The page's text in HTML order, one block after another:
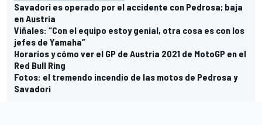
Savadori es operado por el accidente con Pedrosa; baja
en Austria
Viñales: “Con el equipo estoy genial, otra cosa es con los
jefes de Yamaha”
Horarios y cómo ver el GP de Austria 2021 de MotoGP en el
Red Bull Ring
Fotos: el tremendo incendio de las motos de Pedrosa y
Savadori